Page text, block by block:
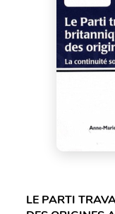
LE PARTI